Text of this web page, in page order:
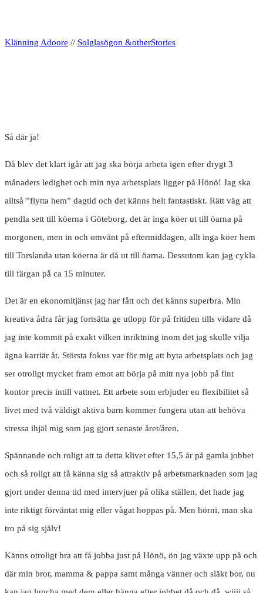
Klänning Adoore // Solglasögon &otherStories
Så där ja!
Då blev det klart igår att jag ska börja arbeta igen efter drygt 3
månaders ledighet och min nya arbetsplats ligger på Hönö! Jag ska
alltså ”flytta hem” dagtid och det känns helt fantastiskt. Rätt väg att
pendla sett till köerna i Göteborg, det är inga köer ut till öarna på
morgonen, men in och omvänt på eftermiddagen, allt inga köer hem
till Torslanda utan köerna är då ut till öarna. Dessutom kan jag cykla
till färgan på ca 15 minuter.
Det är en ekonomitjänst jag har fått och det känns superbra. Min
kreativa ådra får jag fortsätta ge utlopp för på fritiden tills vidare då
jag inte kommit på exakt vilken inriktning inom det jag skulle vilja
ägna karriär åt. Största fokus var för mig att byta arbetsplats och jag
ser otroligt mycket fram emot att börja på mitt nya jobb på fint
kontor precis intill vattnet. Ett arbete som erbjuder en flexibilitet så
livet med två väldigt aktiva barn kommer fungera utan att behöva
stressa ihjäl mig som jag gjort senaste året/åren.
Spännande och roligt att ta detta klivet efter 15,5 år på gamla jobbet
och så roligt att få känna sig så attraktiv på arbetsmarknaden som jag
gjort under denna tid med intervjuer på olika ställen, det hade jag
inte riktigt förväntat mig eller vågat hoppas på. Men hörni, man ska
tro på sig själv!
Känns otroligt bra att få jobba just på Hönö, ön jag växte upp på och
där min bror, mamma & pappa samt många vänner och släkt bor, nu